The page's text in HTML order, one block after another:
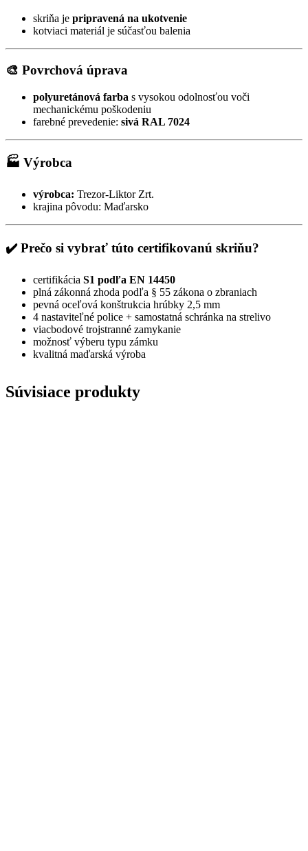
skriňa je pripravená na ukotvenie
kotviaci materiál je súčasťou balenia
🎨 Povrchová úprava
polyuretánová farba s vysokou odolnosťou voči
mechanickému poškodeniu
farebné prevedenie: sivá RAL 7024
🏭 Výrobca
výrobca: Trezor-Liktor Zrt.
krajina pôvodu: Maďarsko
✔️ Prečo si vybrať túto certifikovanú skriňu?
certifikácia S1 podľa EN 14450
plná zákonná zhoda podľa § 55 zákona o zbraniach
pevná oceľová konštrukcia hrúbky 2,5 mm
4 nastaviteľné police + samostatná schránka na strelivo
viacbodové trojstranné zamykanie
možnosť výberu typu zámku
kvalitná maďarská výroba
Súvisiace produkty